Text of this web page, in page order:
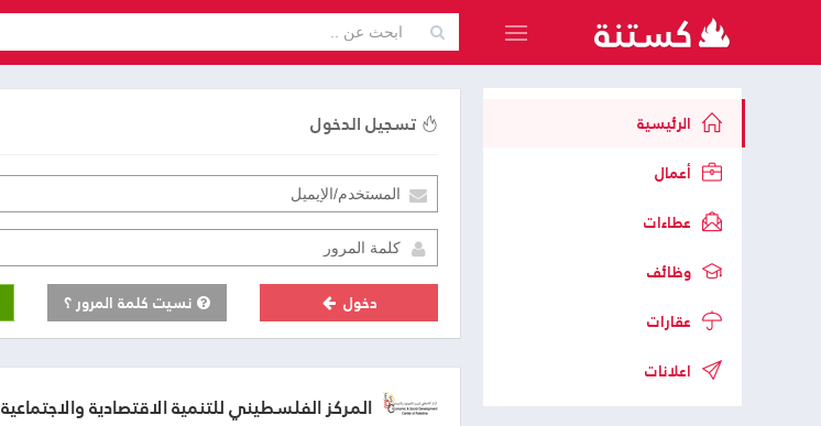
الرئيسية
أعمال
عطاءات
وظائف
عقارات
اعلانات
تسجيل الدخول
دخول نسيت كلمة المرور ؟
المركز الفلسطيني للتنمية الاقتصادية والاجتماعية